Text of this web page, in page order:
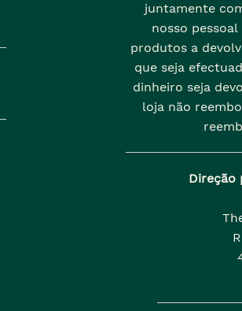
juntamente
nosso
produtos a
que seja
dinheiro seja
loja não
Direção